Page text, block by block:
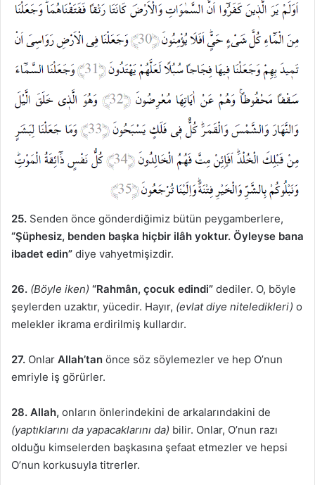
25. Senden önce gönderdiğimiz bütün peygamberlere,
“Şüphesiz, benden başka hiçbir ilâh yoktur. Öyleyse bana
ibadet edin” diye vahyetmişizdir.
26. (Böyle iken) “Rahmân, çocuk edindi” dediler. O, böyle
şeylerden uzaktır, yücedir. Hayır, (evlat diye niteledikleri) o
melekler ikrama erdirilmiş kullardır.
27. Onlar Allah’tan önce söz söylemezler ve hep O’nun
emriyle iş görürler.
28. Allah, onların önlerindekini de arkalarındakini de
(yaptıklarını da yapacaklarını da) bilir. Onlar, O’nun razı
olduğu kimselerden başkasına şefaat etmezler ve hepsi
O’nun korkusuyla titrerler.